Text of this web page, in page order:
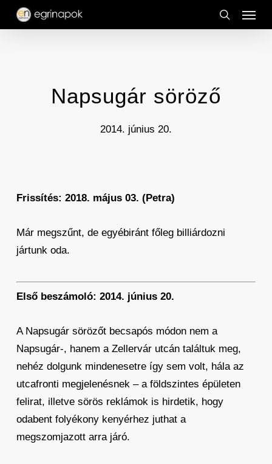
Skip
search
Menu
Napsugár söröző
2014. június 20.
Frissítés: 2018. május 03. (Petra)
Már megszűnt, de egyébiránt főleg billiárdozni
jártunk oda.
Első beszámoló: 2014. június 20.
A Napsugár sörözőt becsapós módon nem a
Napsugár-, hanem a Zellervár utcán találtuk meg,
nehéz dolgunk mindenesetre így sem volt, hála az
utcafronti megjelenésnek – a földszintes épületen
felirat, illetve sörös reklámok is hirdetik, hogy
odabent folyékony kenyérhez juthat a
megszomjazott arra járó.